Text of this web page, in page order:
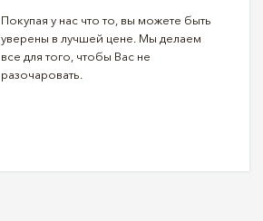
Покупая у нас что то, вы можете быть
уверены в лучшей цене. Мы делаем
все для того, чтобы Вас не
разочаровать.